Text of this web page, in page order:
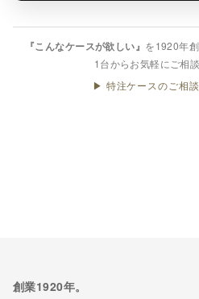
『こんなケースが欲しい』 を1920年
1台からお気軽にご相談
▶ 特注ケースのご相
創業1920年。